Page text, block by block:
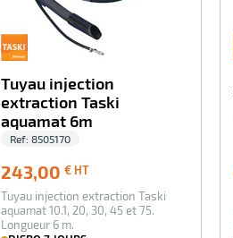
Tuyau injection
extraction Taski
aquamat 6m
Ref: 8505170
243,00 € HT
HT
Tuyau injection extraction Taski
aquamat 10.1, 20, 30, 45 et 75.
Longueur 6 m.